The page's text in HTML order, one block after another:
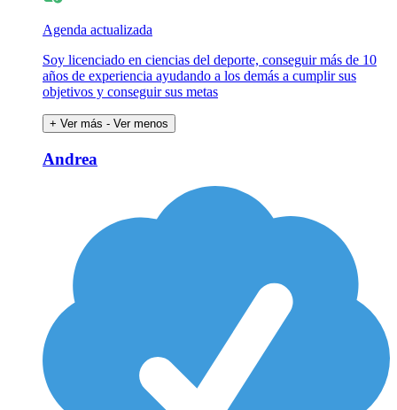
Agenda actualizada
Soy licenciado en ciencias del deporte, conseguir más de 10
años de experiencia ayudando a los demás a cumplir sus
objetivos y conseguir sus metas
+ Ver más - Ver menos
Andrea